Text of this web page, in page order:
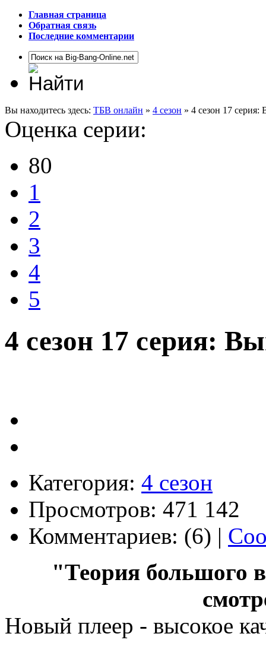
Главная страница
Обратная связь
Последние комментарии
Вы находитесь здесь: ТБВ онлайн » 4 сезон » 4 сезон 17 серия:
Оценка серии:
80
1
2
3
4
5
4 сезон 17 серия:
Категория: 4 сезон
Просмотров: 471 142
Комментариев: (6) |
"Теория большого
Новый плеер - высокое